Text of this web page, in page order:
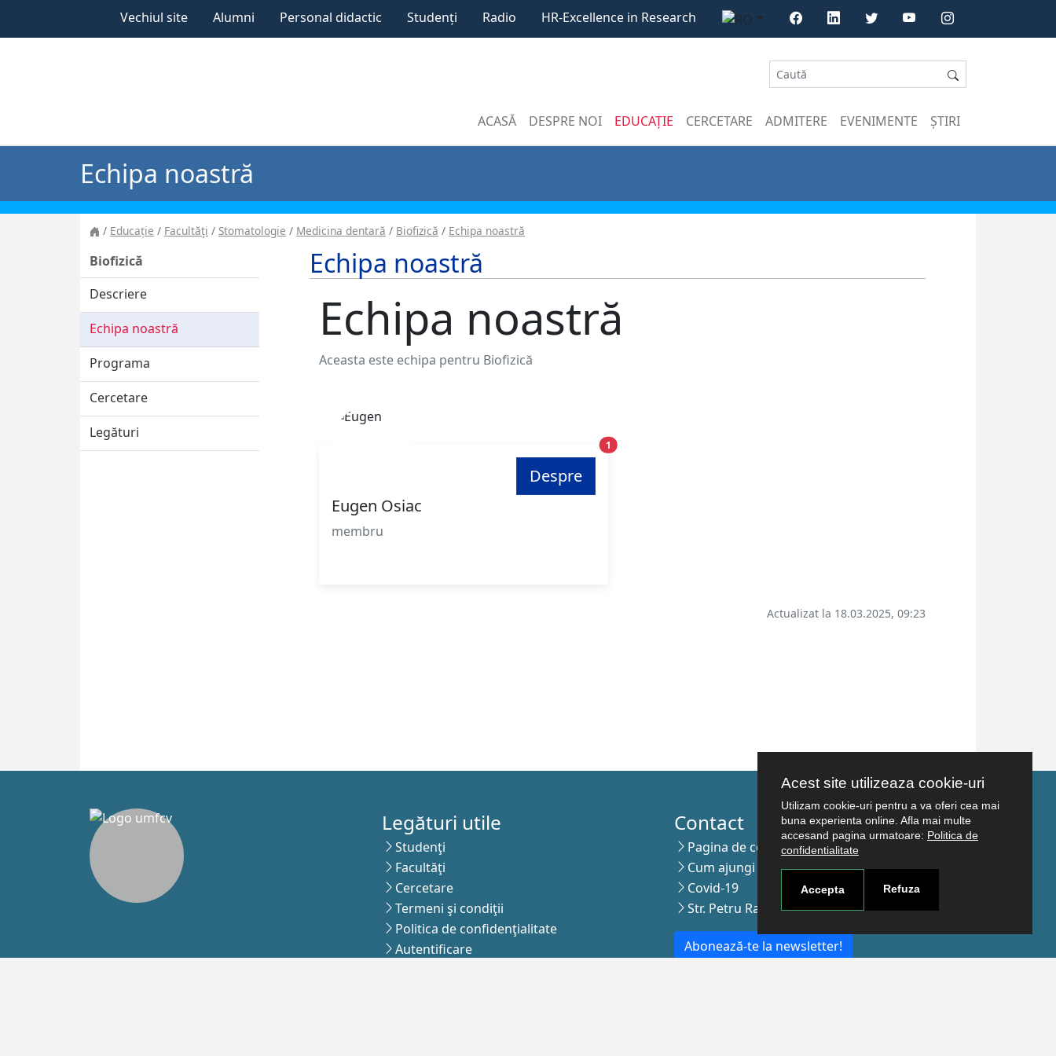
Acest site utilizeaza cookie-uri
Utilizam cookie-uri pentru a va oferi cea mai
buna experienta online. Afla mai multe
accesand pagina urmatoare: Politica de
confidentialitate
Accepta Refuza
Vechiul site Alumni Personal didactic Studenți Radio HR-Excellence in Research
ACASĂ DESPRE NOI EDUCAȚIE CERCETARE ADMITERE EVENIMENTE ȘTIRI
Echipa noastră
Educație Facultăţi Stomatologie Medicina dentară Biofizică Echipa noastră
Biofizică
Descriere
Echipa noastră
Programa
Cercetare
Legături
Echipa noastră
Echipa noastră
Aceasta este echipa pentru Biofizică
1 Poziție
Eugen Osiac
membru
Despre
Actualizat la 18.03.2025, 09:23
Legături utile
Studenţi
Facultăţi
Cercetare
Termeni şi condiţii
Politica de confidenţialitate
Autentificare
Contact
Pagina de contact
Cum ajungi aici
Covid-19
Str. Petru Rareş nr.2, Craiova, 200349
Abonează-te la newsletter!